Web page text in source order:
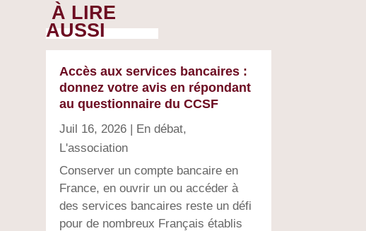
À LIRE
AUSSI
Accès aux services bancaires :
donnez votre avis en répondant
au questionnaire du CCSF
Juil 16, 2026| En débat,
L'association
Conserver un compte bancaire en
France, en ouvrir un ou accéder à
des services bancaires reste un défi
pour de nombreux Français établis